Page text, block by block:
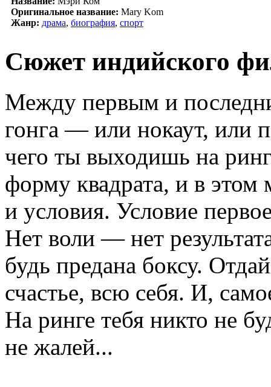
Оригинальное название: Mary Kom
Жанр: драма, биография, спорт
Сюжет индийского
Между первым и
гонга — или нокаут, или
чего ты выходишь на
форму квадрата, и в этом
и условия. Условие
Нет воли — нет
будь предана боксу.
счастье, всю себя. И,
На ринге тебя никто не
не жалей...